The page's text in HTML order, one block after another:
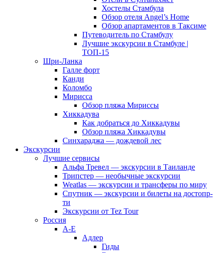
Хостелы Стамбула
Обзор отеля Angel’s Home
Обзор апартаментов в Таксиме
Путеводитель по Стамбулу
Лучшие экскурсии в Стамбуле |
ТОП-15
Шри-Ланка
Галле форт
Канди
Коломбо
Мирисса
Обзор пляжа Мириссы
Хиккадува
Как добраться до Хиккадувы
Обзор пляжа Хиккадувы
Синхараджа — дождевой лес
Экскурсии
Лучшие сервисы
Альфа Тревел — экскурсии в Таиланде
Трипстер — необычные экскурсии
Weatlas — экскурсии и трансферы по миру
Спутник — экскурсии и билеты на достопр-
ти
Экскурсии от Tez Tour
Россия
А-Е
Адлер
Гиды